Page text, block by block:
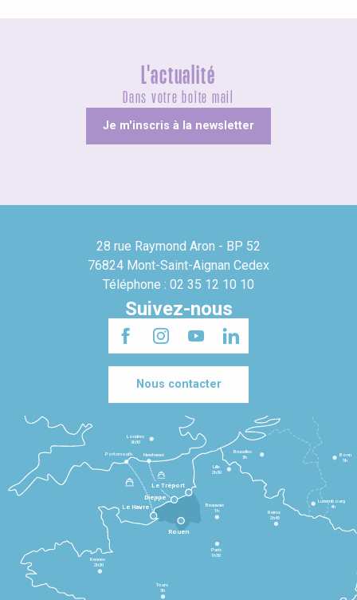
L'actualité
Dans votre boîte mail
Je m'inscris à la newsletter
28 rue Raymond Aron - BP 52
76824 Mont-Saint-Aignan Cedex
Téléphone : 02 35 12 10 10
Suivez-nous
Nous contacter
Le Havre
Dieppe
Le Tréport
Rennes
2h30
Tours
3h
Paris
1h30
Beauvais
1h
Reims
2h45
Lille
2h30
Bruxelles
3h
Londres
3h30
Newhaven
Portsmouth
Bonn
5h
Luxembourg
4h
Rouen